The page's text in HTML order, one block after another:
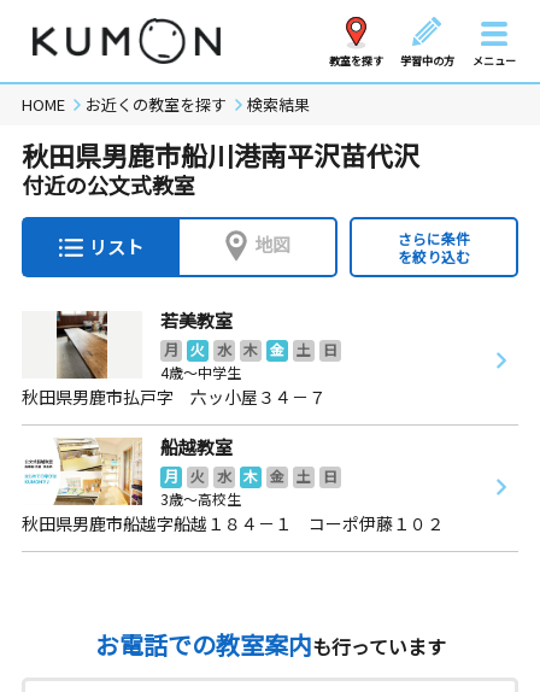
教室を探す 学習中の方 メニュー
HOME お近くの教室を探す 検索結果
秋田県男鹿市船川港南平沢苗代沢
付近の公文式教室
リスト 地図
さらに条件
を絞り込む
若美教室
月 火 水 木 金 土
日
4歳～中学生
秋田県男鹿市払戸字 六ッ小屋３４－７
船越教室
月 火 水 木 金 土
日
3歳～高校生
秋田県男鹿市船越字船越１８４－１ コーポ伊藤１０２
お電話での教室案内も行っています